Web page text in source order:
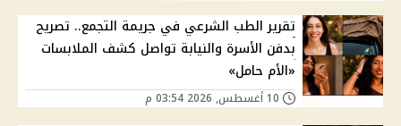
تقرير الطب الشرعي في جريمة التجمع.. تصريح
بدفن الأسرة والنيابة تواصل كشف الملابسات
«الأم حامل»